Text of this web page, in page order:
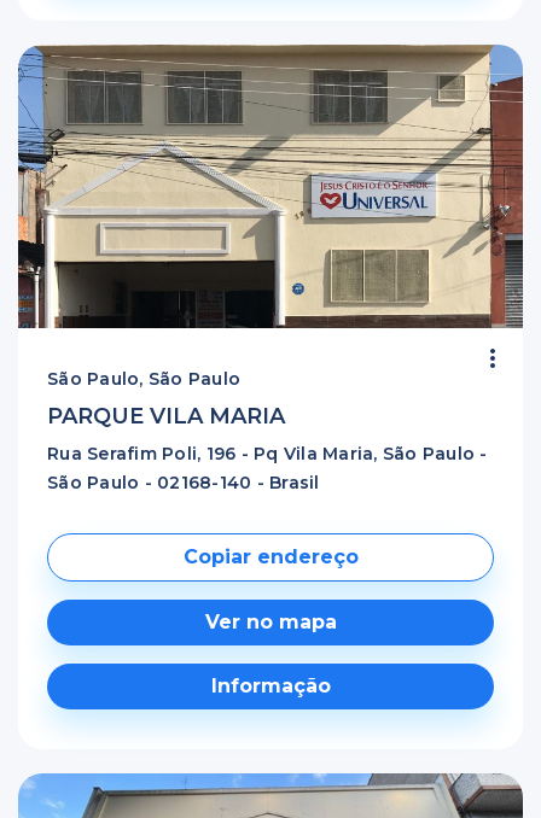
São Paulo, São Paulo
PARQUE VILA MARIA
Rua Serafim Poli, 196 - Pq Vila Maria, São Paulo -
São Paulo - 02168-140 - Brasil
Copiar endereço
Ver no mapa
Informação